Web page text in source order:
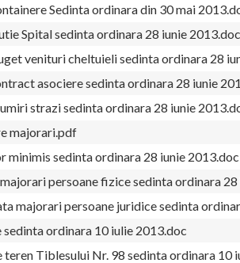
Sedinta ordinara din 30 mai
Spital sedinta ordinara 28 iunie 2013.doc
venituri cheltuieli sedinta ordinara 28
asociere sedinta ordinara 28 iunie
strazi sedinta ordinara 28 iunie
majorari.pdf
minimis sedinta ordinara 28 iunie 2013.doc
persoane fizice sedinta ordinara
majorari persoane juridice sedinta
sedinta ordinara 10 iulie 2013.doc
teren Tiblesului Nr. 98 sedinta ordinara 10